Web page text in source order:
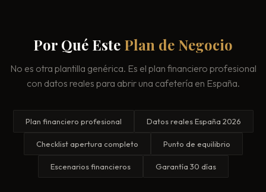
Por Qué Este Plan de Negocio
No es otra plantilla genérica. Es el plan financiero profesional
con datos reales para abrir una cafetería en España.
Plan financiero profesional Datos reales España 2026
Checklist apertura completo Punto de equilibrio
Escenarios financieros Garantía 30 días